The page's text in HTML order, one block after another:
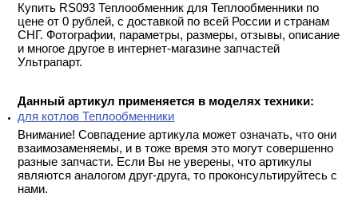
Купить RS093 Теплообменник для Теплообменники по
цене от 0 рублей, с доставкой по всей России и странам
СНГ. Фотографии, параметры, размеры, отзывы, описание
и многое другое в интернет-магазине запчастей
Ультрапарт.
Данный артикул применяется в моделях техники:
для котлов Теплообменники
Внимание! Совпадение артикула может означать, что они
взаимозаменяемы, и в тоже время это могут совершенно
разные запчасти. Если Вы не уверены, что артикулы
являются аналогом друг-друга, то проконсультируйтесь с
нами.